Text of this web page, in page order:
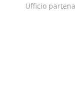
Ufficio